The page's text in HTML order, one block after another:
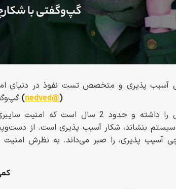
گپ‌وگفتی با
آسیب پذیری و متخصص تست نفوذ در دنیای
ندا (nedved@)
ندا تجربه‌ی کاری در زمینه‌های مختلفی را داشته و
سیستم بنشاند، شکار آسیب پذیری است. از
آسیب پذیری، را صبر می‌داند. به نظرش امنیت
_